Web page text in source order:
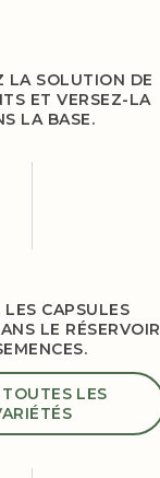
LA SOLUTION DE
ET VERSEZ-LA
LA BASE.
LES CAPSULES
LE RÉSERVOIR
LES